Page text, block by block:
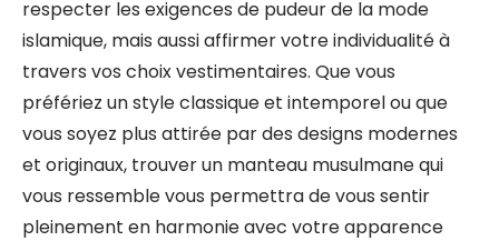
respecter les exigences de pudeur de la mode
islamique, mais aussi affirmer votre individualité à
travers vos choix vestimentaires. Que vous
préfériez un style classique et intemporel ou que
vous soyez plus attirée par des designs modernes
et originaux, trouver un manteau musulmane qui
vous ressemble vous permettra de vous sentir
pleinement en harmonie avec votre apparence